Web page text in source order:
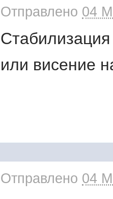
Отправлено 04
или висение
Отправлено 04